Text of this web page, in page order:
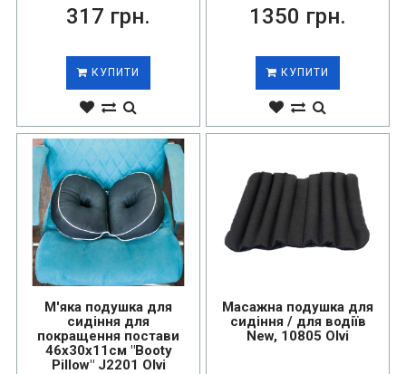
317 грн.
КУПИТИ
1350 грн.
КУПИТИ
М'яка подушка для
сидіння для
покращення постави
46х30х11см "Booty
Pillow" J2201 Olvi
Масажна подушка для
сидіння / для водіїв
New, 10805 Olvi